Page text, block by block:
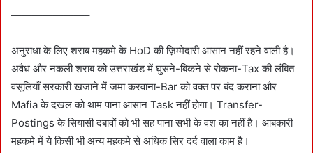
———————–
अनुराधा के लिए शराब महकमे के HoD की ज़िम्मेदारी आसान नहीं रहने वाली है।
अवैध और नकली शराब को उत्तराखंड में घुसने-बिकने से रोकना-Tax की लंबित
वसूलियाँ सरकारी खजाने में जमा करवाना-Bar को वक्त पर बंद कराना और
Mafia के दखल को थाम पाना आसान Task नहीं होगा। Transfer-
Postings के सियासी दबावों को भी सह पाना सभी के वश का नहीं है। आबकारी
महकमे में ये किसी भी अन्य महकमे से अधिक सिर दर्द वाला काम है।